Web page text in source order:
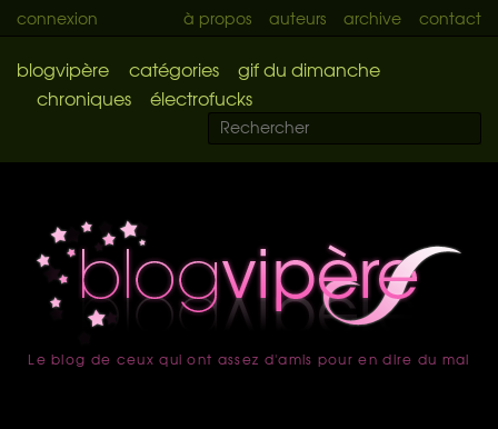
connexion à propos auteurs archive contact
blogvipère catégories
gif du dimanche
chroniques
électrofucks
accueil
Le blog de ceux qui ont assez d'amis pour en dire du mal